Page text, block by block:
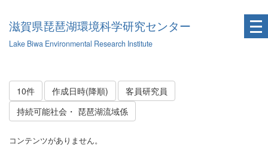
滋賀県琵琶湖環境科学研究センター
Lake Biwa Environmental Research Institute
10件 作成日時(降順)
客員研究員
持続可能社会・ 琵琶湖流域係
コンテンツがありません。